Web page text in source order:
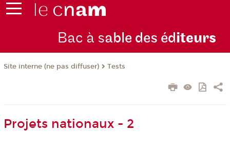
Bac à sable des éditeurs
Site interne (ne pas diffuser) Tests
Projets nationaux - 2